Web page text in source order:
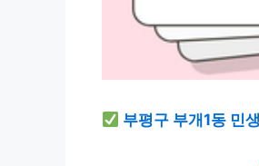
부평구 부개1동 민